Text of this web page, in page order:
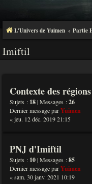
L'Univers de Yuimen Partie
Imiftil
Contexte des
Sujets : 18| Messages :26
Dernier message parYuimen
« jeu. 12 déc. 2019 21:15
PNJ d'Imiftil
Sujets : 10| Messages :85
Dernier message parYuimen
« sam. 30 janv. 2021 10:19